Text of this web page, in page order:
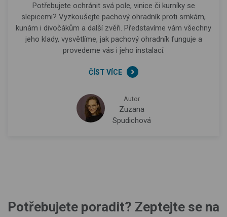
Potřebujete ochránit svá pole, vinice či kurníky se
slepicemi? Vyzkoušejte pachový ohradník proti srnkám,
kunám i divočákům a další zvěři. Představíme vám všechny
jeho klady, vysvětlíme, jak pachový ohradník funguje a
provedeme vás i jeho instalací.
ČÍST VÍCE
Autor
Zuzana
Spudichová
Potřebujete poradit? Zeptejte se na